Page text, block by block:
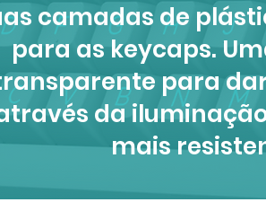
camadas de
para as keycaps.
para
da iluminação
mais